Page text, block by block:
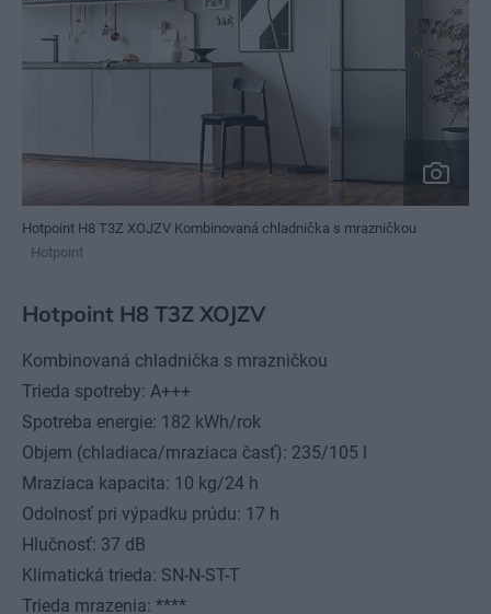
Hotpoint H8 T3Z XOJZV Kombinovaná chladnička s mrazničkou
Hotpoint
Hotpoint H8 T3Z XOJZV
Kombinovaná chladnička s mrazničkou
Trieda spotreby: A+++
Spotreba energie: 182 kWh/rok
Objem (chladiaca/mraziaca časť): 235/105 l
Mraziaca kapacita: 10 kg/24 h
Odolnosť pri výpadku prúdu: 17 h
Hlučnosť: 37 dB
Klimatická trieda: SN-N-ST-T
Trieda mrazenia: ****